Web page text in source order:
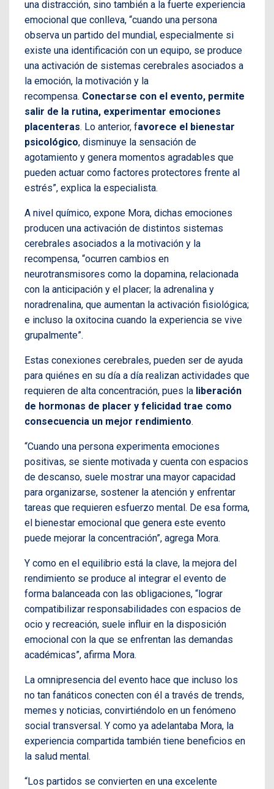
una distracción, sino también a la fuerte experiencia
emocional que conlleva, “cuando una persona
observa un partido del mundial, especialmente si
existe una identificación con un equipo, se produce
una activación de sistemas cerebrales asociados a
la emoción, la motivación y la
recompensa. Conectarse con el evento, permite
salir de la rutina, experimentar emociones
placenteras. Lo anterior, favorece el bienestar
psicológico, disminuye la sensación de
agotamiento y genera momentos agradables que
pueden actuar como factores protectores frente al
estrés”, explica la especialista.
A nivel químico, expone Mora, dichas emociones
producen una activación de distintos sistemas
cerebrales asociados a la motivación y la
recompensa, “ocurren cambios en
neurotransmisores como la dopamina, relacionada
con la anticipación y el placer; la adrenalina y
noradrenalina, que aumentan la activación fisiológica;
e incluso la oxitocina cuando la experiencia se vive
grupalmente”.
Estas conexiones cerebrales, pueden ser de ayuda
para quiénes en su día a día realizan actividades que
requieren de alta concentración, pues la liberación
de hormonas de placer y felicidad trae como
consecuencia un mejor rendimiento.
“Cuando una persona experimenta emociones
positivas, se siente motivada y cuenta con espacios
de descanso, suele mostrar una mayor capacidad
para organizarse, sostener la atención y enfrentar
tareas que requieren esfuerzo mental. De esa forma,
el bienestar emocional que genera este evento
puede mejorar la concentración”, agrega Mora.
Y como en el equilibrio está la clave, la mejora del
rendimiento se produce al integrar el evento de
forma balanceada con las obligaciones, “lograr
compatibilizar responsabilidades con espacios de
ocio y recreación, suele influir en la disposición
emocional con la que se enfrentan las demandas
académicas”, afirma Mora.
La omnipresencia del evento hace que incluso los
no tan fanáticos conecten con él a través de trends,
memes y noticias, convirtiéndolo en un fenómeno
social transversal. Y como ya adelantaba Mora, la
experiencia compartida también tiene beneficios en
la salud mental.
“Los partidos se convierten en una excelente